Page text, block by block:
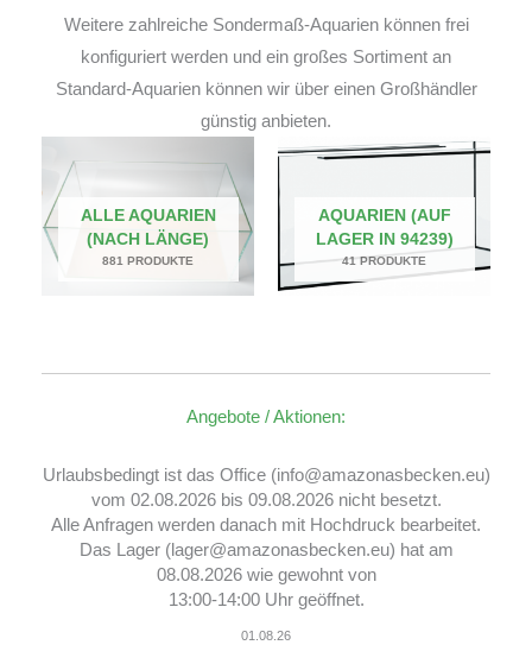
Weitere zahlreiche Sondermaß-Aquarien können frei
konfiguriert werden und ein großes Sortiment an
Standard-Aquarien können wir über einen Großhändler
günstig anbieten.
ALLE AQUARIEN
(NACH LÄNGE)
881 PRODUKTE
AQUARIEN (AUF
LAGER IN 94239)
41 PRODUKTE
Angebote / Aktionen:
Urlaubsbedingt ist das Office (info@amazonasbecken.eu)
vom 02.08.2026 bis 09.08.2026 nicht besetzt.
Alle Anfragen werden danach mit Hochdruck bearbeitet.
Das Lager (lager@amazonasbecken.eu) hat am
08.08.2026 wie gewohnt von
13:00-14:00 Uhr geöffnet.
01.08.26